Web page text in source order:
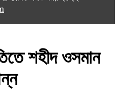
শহীদ ওসমান